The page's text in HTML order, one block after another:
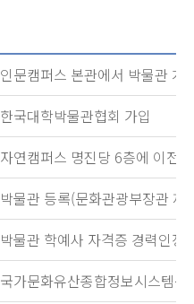
인문캠퍼스 본관에서 박물관 개
한국대학박물관협회 가입
자연캠퍼스 명진당 6층에 이전
박물관 등록(문화관광부장관 제
박물관 학예사 자격증 경력인정
국가문화유산종합정보시스템